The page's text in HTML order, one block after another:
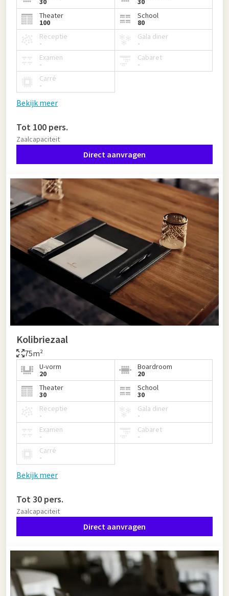
Theater
100
School
80
Receptie
-
Gala diner
-
Examen
-
Cabaret
-
Carré
-
Bekijk meer
Tot 100 pers.
Zaalcapaciteit
Direct aanvragen
Kolibriezaal
75m²
U-vorm
20
Boardroom
20
Theater
30
School
30
Receptie
-
Gala diner
-
Examen
-
Cabaret
-
Carré
-
Bekijk meer
Tot 30 pers.
Zaalcapaciteit
Direct aanvragen